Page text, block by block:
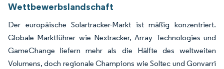
Wettbewerbslandschaft
Der europäische Solartracker-Markt ist mäßig konzentriert.
Globale Marktführer wie Nextracker, Array Technologies und
GameChange liefern mehr als die Hälfte des weltweiten
Volumens, doch regionale Champions wie Soltec und Gonvarri